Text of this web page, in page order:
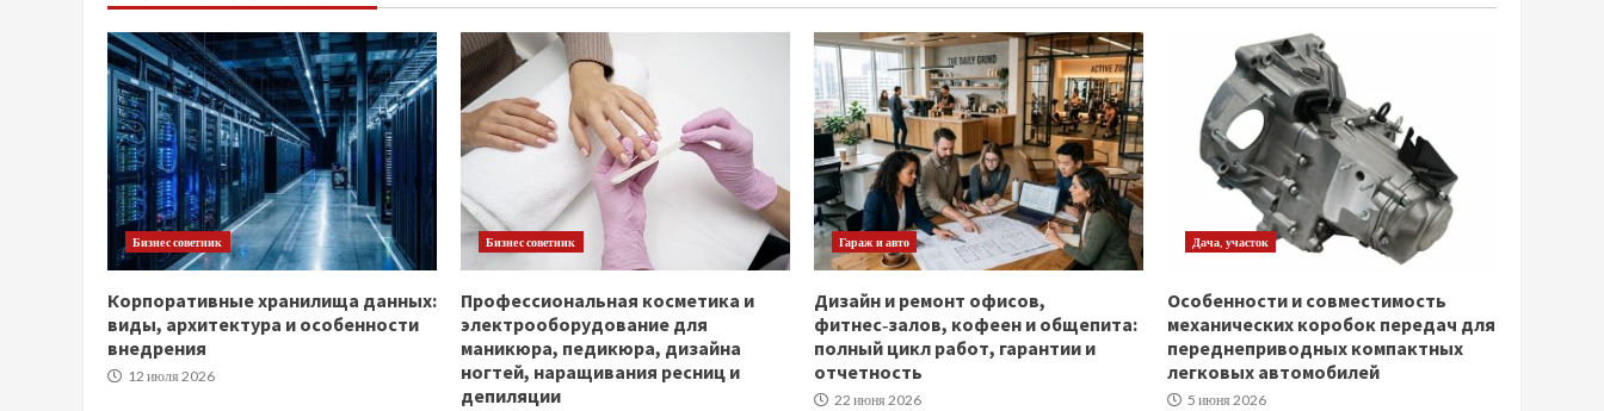
Бизнес советник
Корпоративные хранилища данных:
виды, архитектура и особенности
внедрения
12 июля 2026
Бизнес советник
Профессиональная косметика и
электрооборудование для
маникюра, педикюра, дизайна
ногтей, наращивания ресниц и
депиляции
Гараж и авто
Дизайн и ремонт офисов,
фитнес‑залов, кофеен и общепита:
полный цикл работ, гарантии и
отчетность
22 июня 2026
Дача, участок
Особенности и совместимость
механических коробок передач для
переднеприводных компактных
легковых автомобилей
5 июня 2026